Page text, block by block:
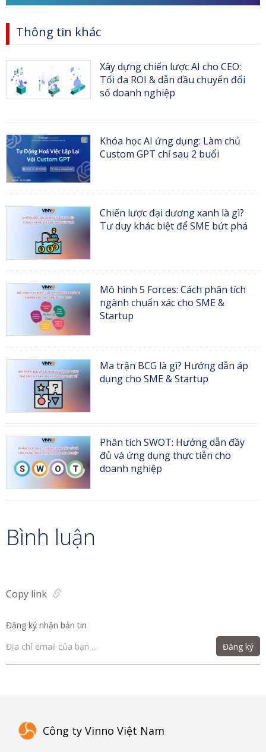
Thông tin khác
Xây dựng chiến lược AI cho CEO:
Tối đa ROI & dẫn đầu chuyển đổi
số doanh nghiệp
Khóa học AI ứng dụng: Làm chủ
Custom GPT chỉ sau 2 buổi
Chiến lược đại dương xanh là gì?
Tư duy khác biệt để SME bứt phá
Mô hình 5 Forces: Cách phân tích
ngành chuẩn xác cho SME &
Startup
Ma trận BCG là gì? Hướng dẫn áp
dụng cho SME & Startup
Phân tích SWOT: Hướng dẫn đầy
đủ và ứng dụng thực tiễn cho
doanh nghiệp
Bình luận
Copy link
Đăng ký nhận bản tin
Đăng ký
Công ty Vinno Việt Nam